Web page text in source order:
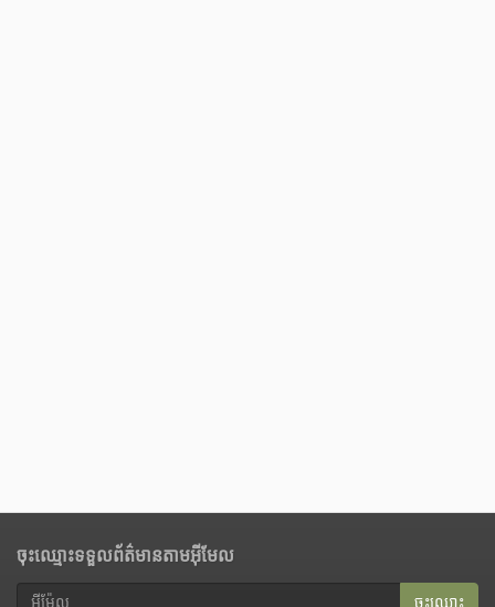
ចុះឈ្មោះទទួលព័ត៌មានតាមអ៊ីមែល